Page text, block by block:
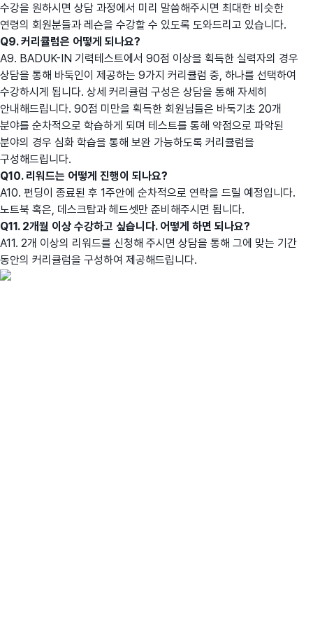
수강을 원하시면 상담 과정에서 미리 말씀해주시면 최대한 비슷한
연령의 회원분들과 레슨을 수강할 수 있도록 도와드리고 있습니다.
Q9. 커리큘럼은 어떻게 되나요?
A9. BADUK-IN 기력테스트에서 90점 이상을 획득한 실력자의 경우
상담을 통해 바둑인이 제공하는 9가지 커리큘럼 중, 하나를 선택하여
수강하시게 됩니다. 상세 커리큘럼 구성은 상담을 통해 자세히
안내해드립니다. 90점 미만을 획득한 회원님들은 바둑기초 20개
분야를 순차적으로 학습하게 되며 테스트를 통해 약점으로 파악된
분야의 경우 심화 학습을 통해 보완 가능하도록 커리큘럼을
구성해드립니다.
Q10. 리워드는 어떻게 진행이 되나요?
A10. 펀딩이 종료된 후 1주안에 순차적으로 연락을 드릴 예정입니다.
노트북 혹은, 데스크탑과 헤드셋만 준비해주시면 됩니다.
Q11. 2개월 이상 수강하고 싶습니다. 어떻게 하면 되나요?
A11. 2개 이상의 리워드를 신청해 주시면 상담을 통해 그에 맞는 기간
동안의 커리큘럼을 구성하여 제공해드립니다.